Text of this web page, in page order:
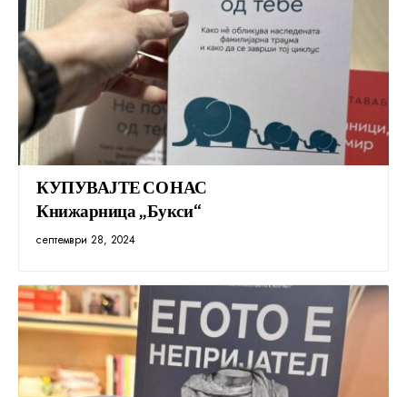
КУПУВАЈТЕ СО НАС
Книжарница „Букси“
септември 28, 2024